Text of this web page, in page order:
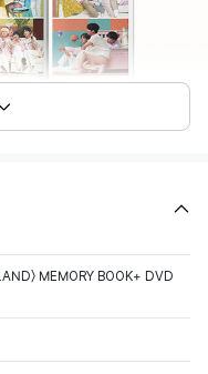
〉 MEMORY BOOK+ DVD